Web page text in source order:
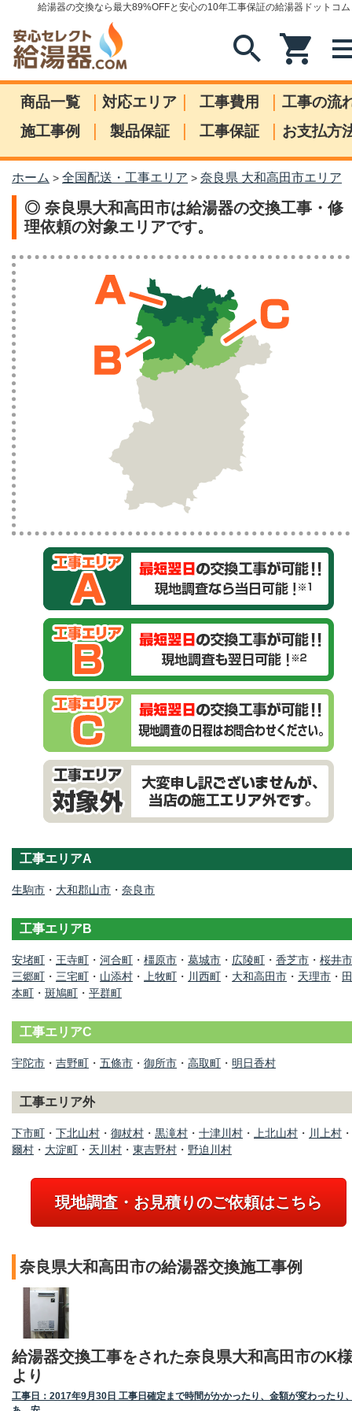
給湯器の交換なら最大89%OFFと安心の10年工事保証の給湯器ドットコム
search shopping_cart
商品一覧 | 対応エリア | 工事費用 | 工事の流
施工事例
| 製品保証 | 工事保証 | お支払方
ホーム > 全国配送・工事エリア > 奈良県 大和高田市エリア
◎ 奈良県大和高田市は給湯器の交換工事・修
理依頼の対象エリアです。
工事エリアA
生駒市 ・ 大和郡山市 ・ 奈良市
工事エリアB
安堵町 ・ 王寺町 ・ 河合町 ・ 橿原市 ・ 葛城市 ・ 広陵町 ・ 香芝市 ・ 桜井市
三郷町 ・ 三宅町 ・ 山添村 ・ 上牧町 ・ 川西町 ・ 大和高田市 ・ 天理市 ・
本町 ・ 斑鳩町 ・ 平群町
工事エリアC
宇陀市 ・ 吉野町 ・ 五條市 ・ 御所市 ・ 高取町 ・ 明日香村
工事エリア外
下市町 ・ 下北山村 ・ 御杖村 ・ 黒滝村 ・ 十津川村 ・ 上北山村 ・ 川上村 ・
爾村 ・ 大淀町 ・ 天川村 ・ 東吉野村 ・ 野迫川村
現地調査・お見積りのご依頼はこちら
奈良県大和高田市の給湯器交換施工事例
給湯器交換工事をされた奈良県大和高田市のK様
より
工事日：2017年9月30日 工事日確定まで時間がかかったり、金額が変わったり